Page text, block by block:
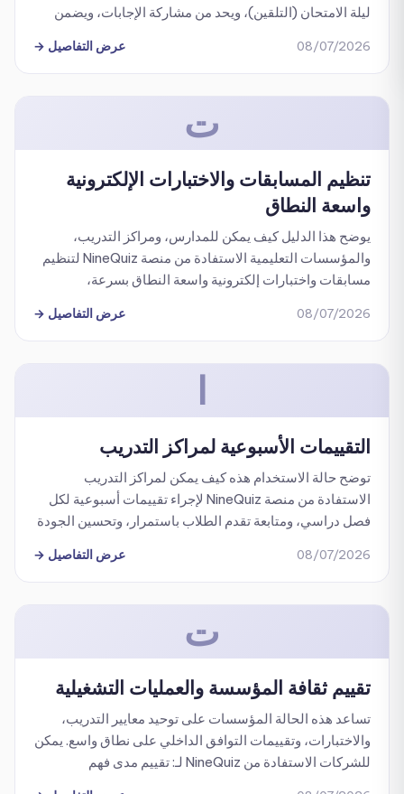
ليلة الامتحان (التلقين)، ويحد من مشاركة الإجابات، ويضمن
08/07/2026 عرض التفاصيل →
ت
تنظيم المسابقات والاختبارات الإلكترونية
واسعة النطاق
يوضح هذا الدليل كيف يمكن للمدارس، ومراكز التدريب،
والمؤسسات التعليمية الاستفادة من منصة NineQuiz لتنظيم
مسابقات واختبارات إلكترونية واسعة النطاق بسرعة،
08/07/2026 عرض التفاصيل →
ا
التقييمات الأسبوعية لمراكز التدريب
توضح حالة الاستخدام هذه كيف يمكن لمراكز التدريب
الاستفادة من منصة NineQuiz لإجراء تقييمات أسبوعية لكل
فصل دراسي، ومتابعة تقدم الطلاب باستمرار، وتحسين الجودة
08/07/2026 عرض التفاصيل →
ت
تقييم ثقافة المؤسسة والعمليات التشغيلية
تساعد هذه الحالة المؤسسات على توحيد معايير التدريب،
والاختبارات، وتقييمات التوافق الداخلي على نطاق واسع. يمكن
للشركات الاستفادة من NineQuiz لـ: تقييم مدى فهم